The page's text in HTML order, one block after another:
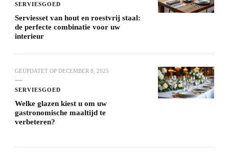
SERVIESGOED
Serviesset van hout en roestvrij staal:
de perfecte combinatie voor uw
interieur
GEÜPDATET OP DECEMBER 8, 2025
SERVIESGOED
Welke glazen kiest u om uw
gastronomische maaltijd te
verbeteren?